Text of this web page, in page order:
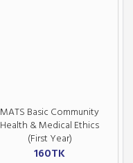
MATS Basic Community
Health & Medical Ethics
(First Year)
160TK